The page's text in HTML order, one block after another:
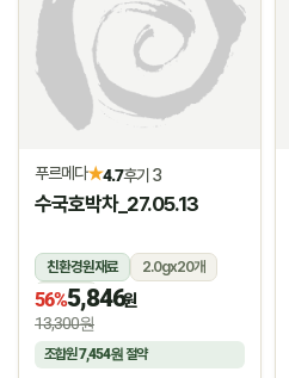
푸르메다★4.7후기 3
수국호박차_27.05.13
친환경원재료
2.0gx20개
상온
56%5,846원
13,300원
조합원7,454원 절약